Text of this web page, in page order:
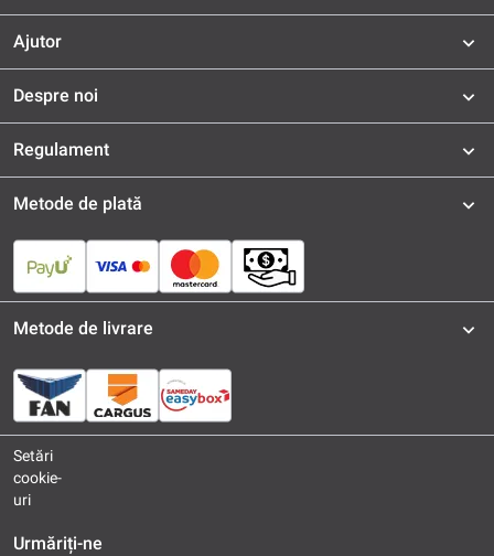
Ajutor
Despre noi
Regulament
Metode de plată
Metode de livrare
Setări
cookie-
uri
Urmăriți-ne